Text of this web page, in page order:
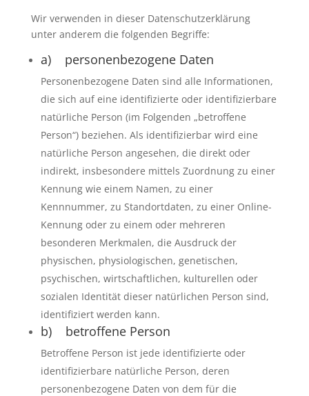
Wir verwenden in dieser Datenschutzerklärung
unter anderem die folgenden Begriffe:
a) personenbezogene Daten
Personenbezogene Daten sind alle Informationen,
die sich auf eine identifizierte oder identifizierbare
natürliche Person (im Folgenden „betroffene
Person“) beziehen. Als identifizierbar wird eine
natürliche Person angesehen, die direkt oder
indirekt, insbesondere mittels Zuordnung zu einer
Kennung wie einem Namen, zu einer
Kennnummer, zu Standortdaten, zu einer Online-
Kennung oder zu einem oder mehreren
besonderen Merkmalen, die Ausdruck der
physischen, physiologischen, genetischen,
psychischen, wirtschaftlichen, kulturellen oder
sozialen Identität dieser natürlichen Person sind,
identifiziert werden kann.
b) betroffene Person
Betroffene Person ist jede identifizierte oder
identifizierbare natürliche Person, deren
personenbezogene Daten von dem für die